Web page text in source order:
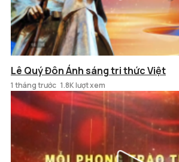
Lê Quý Đôn Ánh sáng tri thức Việt
1 tháng trước 1.8K lượt xem